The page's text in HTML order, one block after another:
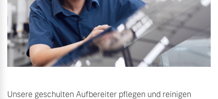
Unsere geschulten Aufbereiter pflegen und reinigen